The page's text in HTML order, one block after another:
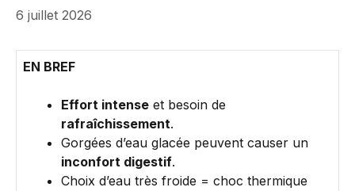
6 juillet 2026
EN BREF
Effort intense et besoin de
rafraîchissement.
Gorgées d’eau glacée peuvent causer un
inconfort digestif.
Choix d’eau très froide = choc thermique